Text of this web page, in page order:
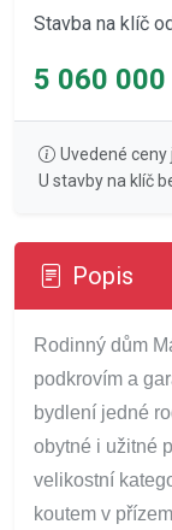
Stavba na klíč
5 060 000
Uvedené ceny
U stavby na klíč
Popis
Rodinný dům
podkrovím a
bydlení jedné
obytné i užitné
velikostní
koutem v